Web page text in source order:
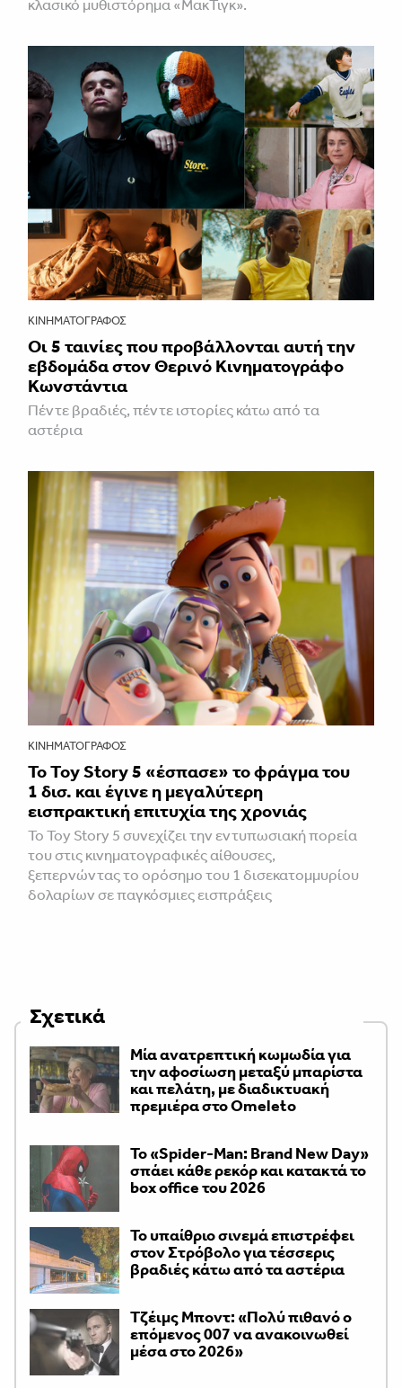
κλασικό μυθιστόρημα «ΜακΤιγκ».
ΚΙΝΗΜΑΤΟΓΡΆΦΟΣ
Οι 5 ταινίες που προβάλλονται αυτή την
εβδομάδα στον Θερινό Κινηματογράφο
Κωνστάντια
Πέντε βραδιές, πέντε ιστορίες κάτω από τα
αστέρια
ΚΙΝΗΜΑΤΟΓΡΆΦΟΣ
Το Toy Story 5 «έσπασε» το φράγμα του
1 δισ. και έγινε η μεγαλύτερη
εισπρακτική επιτυχία της χρονιάς
Το Toy Story 5 συνεχίζει την εντυπωσιακή πορεία
του στις κινηματογραφικές αίθουσες,
ξεπερνώντας το ορόσημο του 1 δισεκατομμυρίου
δολαρίων σε παγκόσμιες εισπράξεις
Σχετικά
Μία ανατρεπτική κωμωδία για
την αφοσίωση μεταξύ μπαρίστα
και πελάτη, με διαδικτυακή
πρεμιέρα στο Omeleto
Το «Spider-Man: Brand New Day»
σπάει κάθε ρεκόρ και κατακτά το
box office του 2026
Το υπαίθριο σινεμά επιστρέφει
στον Στρόβολο για τέσσερις
βραδιές κάτω από τα αστέρια
Τζέιμς Μποντ: «Πολύ πιθανό ο
επόμενος 007 να ανακοινωθεί
μέσα στο 2026»